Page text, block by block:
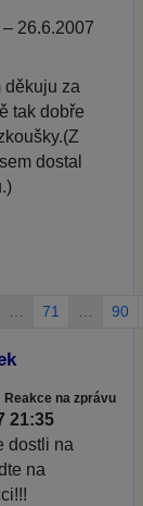
26.6.2007
děkuju za
tak dobře
dostal
71 90
Reakce na zprávu
21:35
dostli na
na